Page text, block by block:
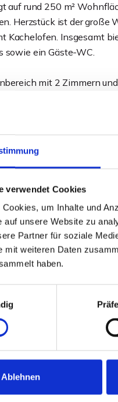
verwendet Cookies
um Inhalte und
auf unsere Website zu
Partner für soziale
mit weiteren Daten
haben.
Ablehnen
auf rund 250 m²
Herzstück ist der große
Kachelofen. Insgesamt
sowie ein Gäste-WC.
mit 2 Zimmern
m² Fläche schafft
West-Garten mit altem
und gesellige Abende.
runden das
das vollständige